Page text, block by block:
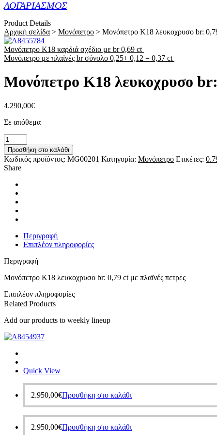
ΛΟΓΑΡΙΑΣΜΟΣ
Product Details
Αρχική σελίδα > Μονόπετρο > Μονόπετρο Κ18 λευκοχρυσο br:
Μονόπετρο Κ18 καρδιά σχέδιο με br 0,69 ct
Μονόπετρο με πλαϊνές br σύνολο 0,25+ 0,12 = 0,37 ct
Μονόπετρο Κ18 λευκοχρυσο br:
4.290,00€
Σε απόθεμα
Μονόπετρο
Κ18
λευκοχρυσο
br:
0,79
πλαϊνές
πετρες
ποσότητα
Προσθήκη στο καλάθι
Κωδικός προϊόντος: MG00201 Κατηγορία: Μονόπετρο Ετικέτες:
Share
Περιγραφή
Επιπλέον πληροφορίες
Περιγραφή
Μονόπετρο Κ18 λευκοχρυσο br: 0,79 ct με πλαϊνές πετρες
Επιπλέον πληροφορίες
Related Products
Add our products to weekly lineup
Quick View
2.950,00€Προσθήκη στο καλάθι
2.950,00€Προσθήκη στο καλάθι